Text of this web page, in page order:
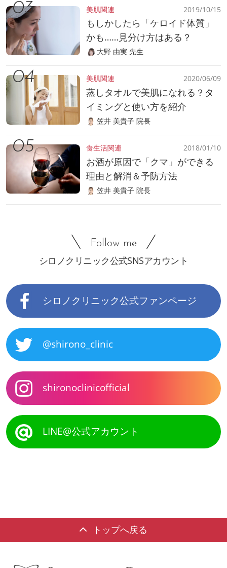
美肌関連 2019/10/15
もしかしたら「ケロイド体質」
かも……見分け方はある？
大野 由実 先生
美肌関連 2020/06/09
蒸しタオルで美肌になれる？タ
イミングと使い方を紹介
笠井 美貴子 院長
食生活関連 2018/01/10
お酒が原因で「クマ」ができる
理由と解消＆予防方法
笠井 美貴子 院長
Follow me
シロノクリニック公式SNSアカウント
シロノクリニック公式ファンページ
@shirono_clinic
shironoclinicofficial
LINE@公式アカウント
トップへ戻る